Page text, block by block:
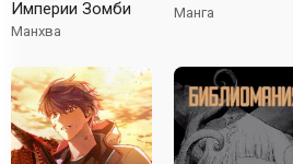
Империи Зомби
Манхва
Манга